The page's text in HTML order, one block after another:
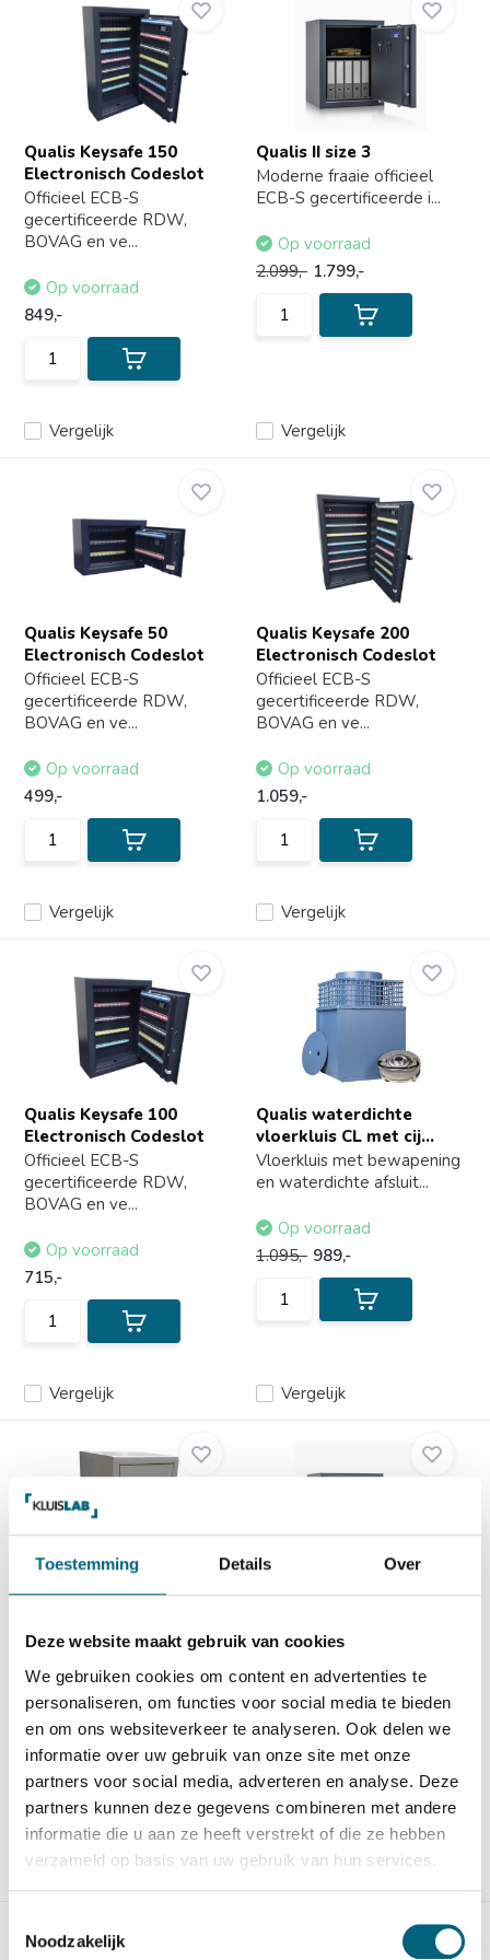
Toestemming Details Over
Deze website maakt gebruik van cookies
We gebruiken cookies om content en advertenties te
personaliseren, om functies voor social media te bieden
en om ons websiteverkeer te analyseren. Ook delen we
informatie over uw gebruik van onze site met onze
partners voor social media, adverteren en analyse. Deze
partners kunnen deze gegevens combineren met andere
informatie die u aan ze heeft verstrekt of die ze hebben
verzameld op basis van uw gebruik van hun services.
Noodzakelijk
Qualis Keysafe 150
Electronisch Codeslot
Officieel ECB-S
gecertificeerde RDW,
BOVAG en ve...
Vergelijk
Op voorraad
849,-
Qualis II size 3
Moderne fraaie officieel
ECB-S gecertificeerde i...
Vergelijk
Op voorraad
2.099,- 1.799,-
Qualis Keysafe 50
Electronisch Codeslot
Officieel ECB-S
gecertificeerde RDW,
BOVAG en ve...
Vergelijk
Op voorraad
499,-
Qualis Keysafe 200
Electronisch Codeslot
Officieel ECB-S
gecertificeerde RDW,
BOVAG en ve...
Vergelijk
Op voorraad
1.059,-
Qualis Keysafe 100
Electronisch Codeslot
Officieel ECB-S
gecertificeerde RDW,
BOVAG en ve...
Vergelijk
Op voorraad
715,-
Qualis waterdichte
vloerkluis CL met cij...
Vloerkluis met bewapening
en waterdichte afsluit...
Vergelijk
Op voorraad
1.095,- 989,-
Qualis S2 size 3
officieel ECB-S gecertif...
Op voorraad
605,-
Qualis I size 3
officieel ECB-S gecertific...
Op voorraad
1.049,- 850,-